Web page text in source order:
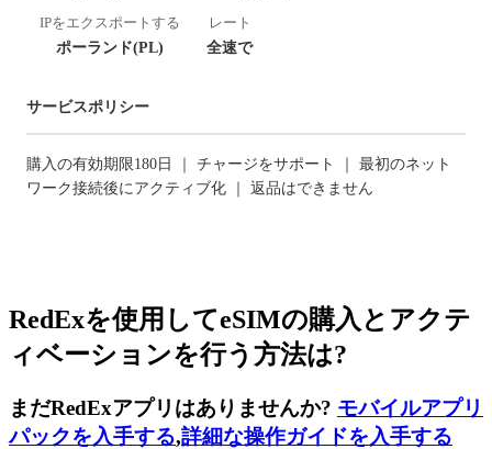
IPをエクスポートする
ポーランド(PL)
レート
全速で
サービスポリシー
購入の有効期限180日 ｜ チャージをサポート ｜ 最初のネット
ワーク接続後にアクティブ化 ｜ 返品はできません
RedExを使用してeSIMの購入とアクテ
ィベーションを行う方法は?
まだRedExアプリはありませんか? モバイルアプリ
パックを入手する,詳細な操作ガイドを入手する